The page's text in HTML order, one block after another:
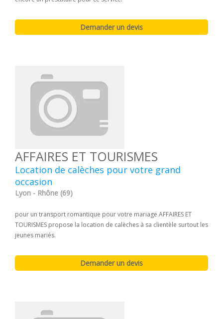
AFFAIRES ET TOURISMES
Location de calèches pour votre grand
occasion
Lyon - Rhône (69)
pour un transport romantique pour votre mariage AFFAIRES ET
TOURISMES propose la location de calèches à sa clientèle surtout les
jeunes mariés.